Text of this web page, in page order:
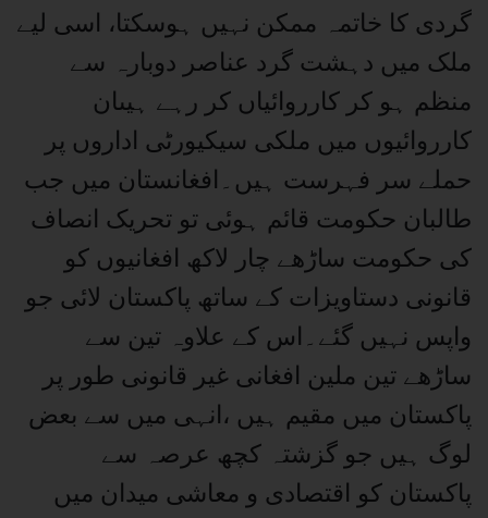
گردی کا خاتمہ ممکن نہیں ہوسکتا، اسی لیے
ملک میں دہشت گرد عناصر دوبارہ سے
منظم ہو کر کارروائیاں کر رہے ہیںان
کارروائیوں میں ملکی سیکیورٹی اداروں پر
حملے سر فہرست ہیں۔افغانستان میں جب
طالبان حکومت قائم ہوئی تو تحریک انصاف
کی حکومت ساڑھے چار لاکھ افغانیوں کو
قانونی دستاویزات کے ساتھ پاکستان لائی جو
واپس نہیں گئے۔اس کے علاوہ تین سے
ساڑھے تین ملین افغانی غیر قانونی طور پر
پاکستان میں مقیم ہیں ،انہی میں سے بعض
لوگ ہیں جو گزشتہ کچھ عرصہ سے
پاکستان کو اقتصادی و معاشی میدان میں